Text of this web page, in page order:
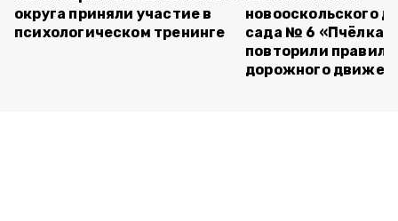
округа приняли участие в
психологическом тренинге
новооскольского
сада № 6 «Пчёлка»
повторили правила
дорожного